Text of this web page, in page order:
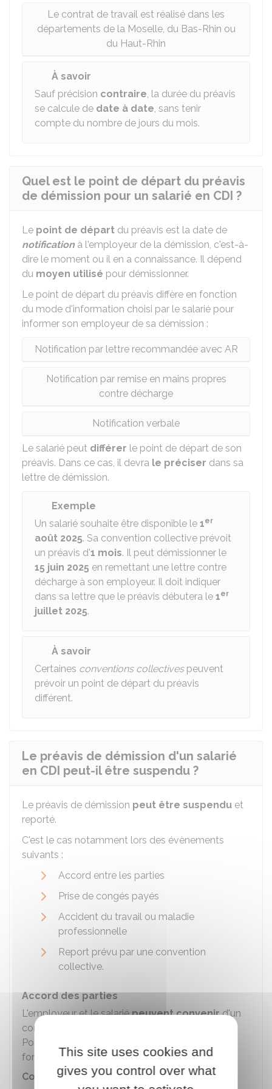
Le contrat de travail est réalisé dans les
départements de la Moselle, du Bas-Rhin ou
du Haut-Rhin
À savoir
Sauf précision contraire, la durée du préavis
se calcule de date à date, sans tenir
compte du nombre de jours du mois.
Quel est le point de départ du préavis
de démission pour un salarié en CDI ?
Le point de départ du préavis est la date de
notificationà l'employeur de la démission, c'est-à-
dire le moment ou il en a connaissance. Il dépend
du moyen utilisé pour démissionner.
Le point de départ du préavis diffère en fonction
du mode d'information choisi par le salarié pour
informer son employeur de sa démission :
Notification par lettre recommandée avec AR
Notification par remise en mains propres
contre décharge
Notification verbale
Le salarié peut différer le point de départ de son
préavis. Dans ce cas, il devra le préciser dans sa
lettre de démission.
Exemple
Un salarié souhaite être disponible le 1er
août 2025. Sa convention collective prévoit
un préavis d'1 mois. Il peut démissionner le
15 juin 2025 en remettant une lettre contre
décharge à son employeur. Il doit indiquer
dans sa lettre que le préavis débutera le 1er
juillet 2025.
À savoir
Certaines conventions collectivespeuvent
prévoir un point de départ du préavis
différent.
Le préavis de démission d'un salarié
en CDI peut-il être suspendu ?
Le préavis de démission peut être suspendu et
reporté.
C'est le cas notamment lors des évènements
suivants :
Accord entre les parties
Prise de congés payés
Accident du travail ou maladie
professionnelle
Report prévu par une convention
collective.
Accord des parties
L'employeur et le salariépeuvent convenird'un
commun accord que le préavis soit suspendu.
Pour
formaliser par écrit
Congés payés
This site uses cookies and
gives you control over what